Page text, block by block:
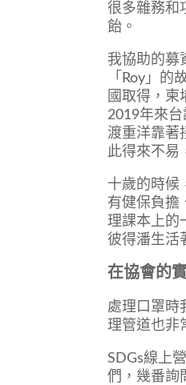
很多雜務和
飴。
我協助的募
「Roy」
國取得，柬
2019年來
渡重洋靠著
此得來不易
十歲的時候
有健保負擔
理課本上的
彼得潘生活
在協會的
處理口罩時
理管道也非
SDGs線上
們，幾番詢